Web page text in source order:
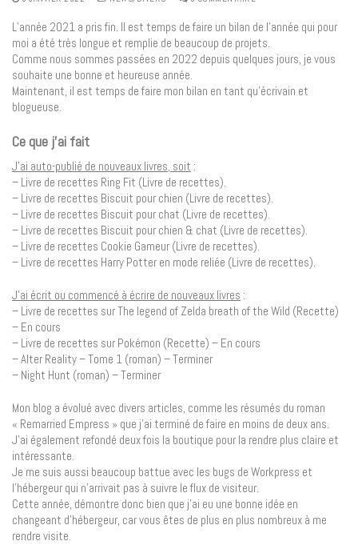
L’année 2021 a pris fin. Il est temps de faire un bilan de l’année qui pour
moi a été très longue et remplie de beaucoup de projets.
Comme nous sommes passées en 2022 depuis quelques jours, je vous
souhaite une bonne et heureuse année.
Maintenant, il est temps de faire mon bilan en tant qu’écrivain et
blogueuse.
Ce que j’ai fait
J’ai auto-publié de nouveaux livres, soit :
– Livre de recettes Ring Fit (Livre de recettes).
– Livre de recettes Biscuit pour chien (Livre de recettes).
– Livre de recettes Biscuit pour chat (Livre de recettes).
– Livre de recettes Biscuit pour chien & chat (Livre de recettes).
– Livre de recettes Cookie Gameur (Livre de recettes).
– Livre de recettes Harry Potter en mode reliée (Livre de recettes).
J’ai écrit ou commencé à écrire de nouveaux livres :
– Livre de recettes sur The legend of Zelda breath of the Wild (Recette)
– En cours
– Livre de recettes sur Pokémon (Recette) – En cours
– Alter Reality – Tome 1 (roman) – Terminer
– Night Hunt (roman) – Terminer
Mon blog a évolué avec divers articles, comme les résumés du roman
« Remarried Empress » que j’ai terminé de faire en moins de deux ans.
J’ai également refondé deux fois la boutique pour la rendre plus claire et
intéressante.
Je me suis aussi beaucoup battue avec les bugs de Workpress et
l’hébergeur qui n’arrivait pas à suivre le flux de visiteur.
Cette année, démontre donc bien que j’ai eu une bonne idée en
changeant d’hébergeur, car vous êtes de plus en plus nombreux à me
rendre visite.